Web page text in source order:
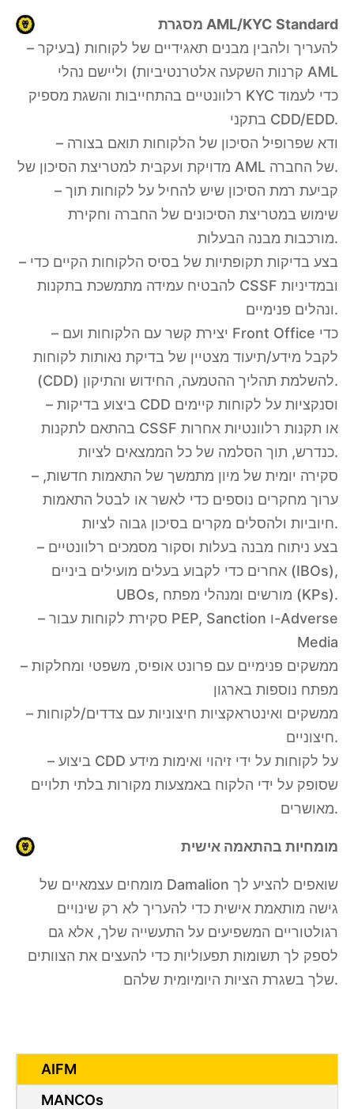
מסגרת AML/KYC Standard
– להעריך ולהבין מבנים תאגידיים של לקוחות (בעיקר
קרנות השקעה אלטרנטיביות) וליישם נהלי AML
רלוונטיים בהתחייבות והשגת מספיק KYC כדי לעמוד
בתקני CDD/EDD.
– ודא שפרופיל הסיכון של הלקוחות תואם בצורה
מדויקת ועקבית למטריצת הסיכון של AML של החברה.
– קביעת רמת הסיכון שיש להחיל על לקוחות תוך
שימוש במטריצת הסיכונים של החברה וחקירת
מורכבות מבנה הבעלות.
– בצע בדיקות תקופתיות של בסיס הלקוחות הקיים כדי
להבטיח עמידה מתמשכת בתקנות CSSF ובמדיניות
ונהלים פנימיים.
– יצירת קשר עם הלקוחות ועם Front Office כדי
לקבל מידע/תיעוד מצטיין של בדיקת נאותות לקוחות
(CDD) להשלמת תהליך ההטמעה, החידוש והתיקון.
– ביצוע בדיקות CDD וסנקציות על לקוחות קיימים
בהתאם לתקנות CSSF או תקנות רלוונטיות אחרות
כנדרש, תוך הסלמה של כל הממצאים לציות.
– סקירה יומית של מיון מתמשך של התאמות חדשות,
ערוך מחקרים נוספים כדי לאשר או לבטל התאמות
חיוביות ולהסלים מקרים בסיכון גבוה לציות.
– בצע ניתוח מבנה בעלות וסקור מסמכים רלוונטיים
אחרים כדי לקבוע בעלים מועילים ביניים (IBOs),
UBOs, מורשים ומנהלי מפתח (KPs).
– סקירת לקוחות עבור PEP, Sanction ו-Adverse
Media
– ממשקים פנימיים עם פרונט אופיס, משפטי ומחלקות
מפתח נוספות בארגון
– ממשקים ואינטראקציות חיצוניות עם צדדים/לקוחות
חיצוניים.
– ביצוע CDD על לקוחות על ידי זיהוי ואימות מידע
שסופק על ידי הלקוח באמצעות מקורות בלתי תלויים
מאושרים.
מומחיות בהתאמה אישית
מומחים עצמאיים של Damalion שואפים להציע לך
גישה מותאמת אישית כדי להעריך לא רק שינויים
רגולטוריים המשפיעים על התעשייה שלך, אלא גם
לספק לך תשומות תפעוליות כדי להעצים את הצוותים
שלך בשגרת הציות היומיומית שלהם.
AIFM
MANCOs